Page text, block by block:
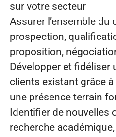
sur votre secteur
Assurer l’ensemble du
prospection,
proposition,
Développer et fidéliser
clients existant grâce
une présence terrain
Identifier de nouvelles
recherche